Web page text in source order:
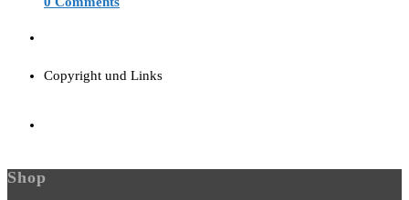
Copyright und Links
Shop